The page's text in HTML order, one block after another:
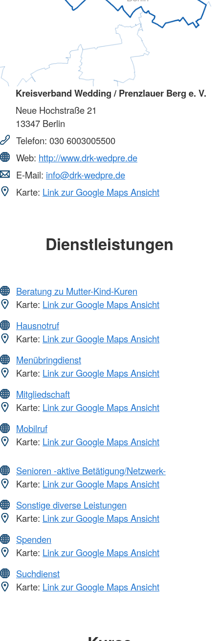
Kreisverband Wedding / Prenzlauer Berg e. V.
Neue Hochstraße 21
13347 Berlin
Telefon: 030 6003005500
Web: http://www.drk-wedpre.de
E-Mail: info@drk-wedpre.de
Karte: Link zur Google Maps Ansicht
Dienstleistungen
Beratung zu Mutter-Kind-Kuren
Karte: Link zur Google Maps Ansicht
Hausnotruf
Karte: Link zur Google Maps Ansicht
Menübringdienst
Karte: Link zur Google Maps Ansicht
Mitgliedschaft
Karte: Link zur Google Maps Ansicht
Mobilruf
Karte: Link zur Google Maps Ansicht
Senioren -aktive Betätigung/Netzwerk-
Karte: Link zur Google Maps Ansicht
Sonstige diverse Leistungen
Karte: Link zur Google Maps Ansicht
Spenden
Karte: Link zur Google Maps Ansicht
Suchdienst
Karte: Link zur Google Maps Ansicht